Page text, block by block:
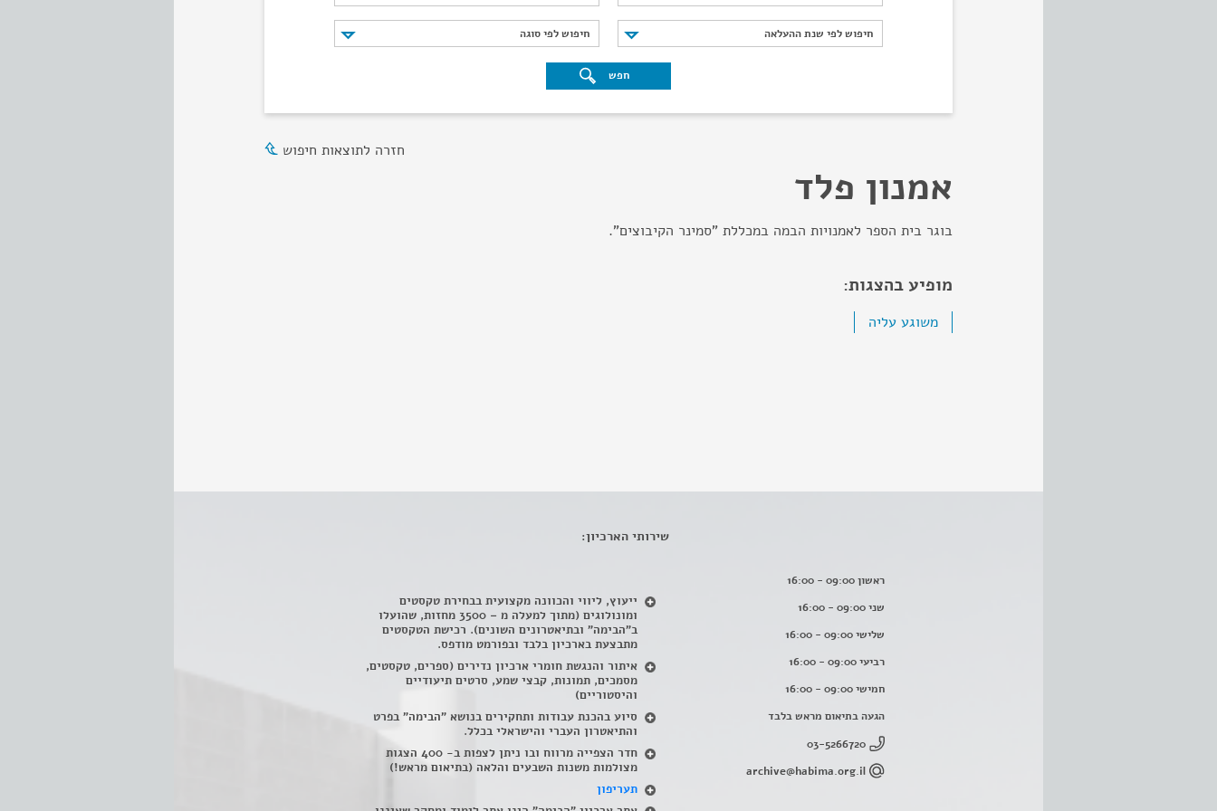
חיפוש לפי שנת ההעלאה
חיפוש לפי שנת ההעלאה חיפוש לפי סוגה
חיפוש לפי סוגה
חפש
חזרה לתוצאות חיפוש
אמנון פלד
בוגר בית הספר לאמנויות הבמה במכללת "סמינר הקיבוצים".
מופיע בהצגות:
משוגע עליה
ראשון 09:00 - 16:00
שני 09:00 - 16:00
שלישי 09:00 - 16:00
רביעי 09:00 - 16:00
חמישי 09:00 - 16:00
הגעה בתיאום מראש בלבד
03-5266720
archive@habima.org.il
שירותי הארכיון:
ייעוץ, ליווי והכוונה מקצועית בבחירת טקסטים
ומונולוגים (מתוך למעלה מ – 3500 מחזות, שהועלו
ב"הבימה" ובתיאטרונים השונים). רכישת הטקסטים
מתבצעת בארכיון בלבד ובפורמט מודפס.
איתור והנגשת חומרי ארכיון נדירים (ספרים, טקסטים,
מסמכים, תמונות, קבצי שמע, סרטים תיעודיים
והיסטוריים)
סיוע בהכנת עבודות ותחקירים בנושא "הבימה" בפרט
והתיאטרון העברי והישראלי בכלל.
חדר הצפייה מרווח ובו ניתן לצפות ב- 400 הצגות
מצולמות משנות השבעים והלאה (בתיאום מראש!)
תעריפון